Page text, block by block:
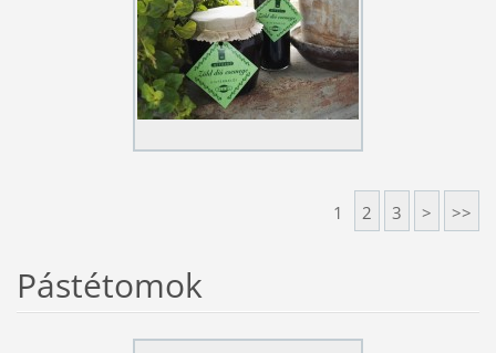
1 2 3 > >>
Pástétomok